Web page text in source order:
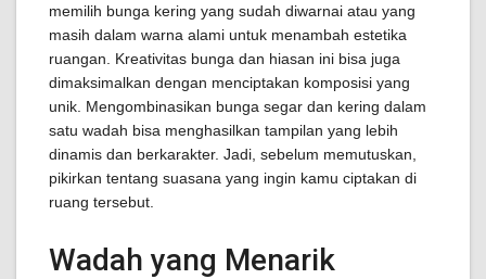
memilih bunga kering yang sudah diwarnai atau yang
masih dalam warna alami untuk menambah estetika
ruangan. Kreativitas bunga dan hiasan ini bisa juga
dimaksimalkan dengan menciptakan komposisi yang
unik. Mengombinasikan bunga segar dan kering dalam
satu wadah bisa menghasilkan tampilan yang lebih
dinamis dan berkarakter. Jadi, sebelum memutuskan,
pikirkan tentang suasana yang ingin kamu ciptakan di
ruang tersebut.
Wadah yang Menarik